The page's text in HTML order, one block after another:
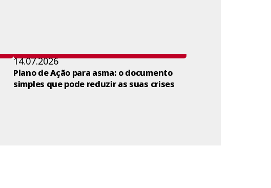
14.07.2026
Plano de Ação para asma: o documento
simples que pode reduzir as suas crises